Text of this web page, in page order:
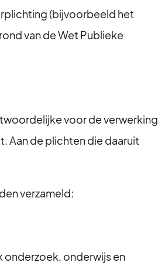
(bijvoorbeeld het
van de Wet Publieke
voor de verwerking
Aan de plichten die daaruit
verzameld:
onderwijs en